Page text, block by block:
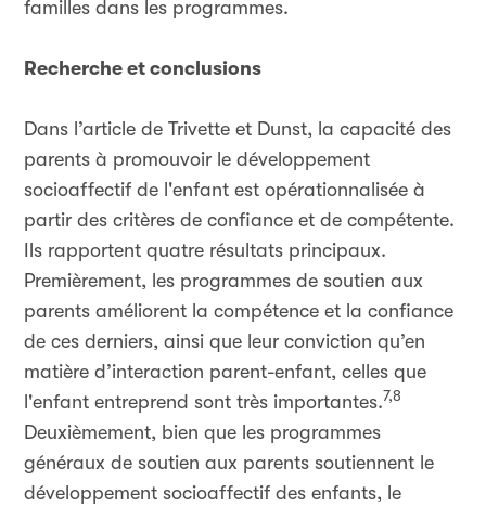
familles dans les programmes.
Recherche et conclusions
Dans l’article de Trivette et Dunst, la capacité des
parents à promouvoir le développement
socioaffectif de l'enfant est opérationnalisée à
partir des critères de confiance et de compétente.
Ils rapportent quatre résultats principaux.
Premièrement, les programmes de soutien aux
parents améliorent la compétence et la confiance
de ces derniers, ainsi que leur conviction qu’en
matière d’interaction parent-enfant, celles que
l'enfant entreprend sont très importantes.7,8
Deuxièmement, bien que les programmes
généraux de soutien aux parents soutiennent le
développement socioaffectif des enfants, le